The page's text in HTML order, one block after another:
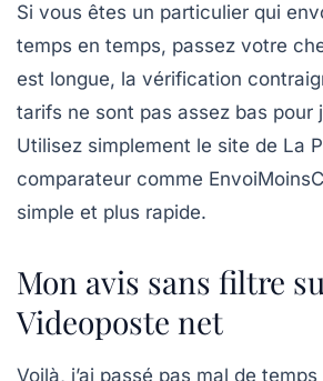
Si vous êtes un particulier qui
temps en temps, passez votre
est longue, la vérification
tarifs ne sont pas assez bas pour
Utilisez simplement le site de La
comparateur comme
simple et plus rapide.
Mon avis sans filtre
Videoposte net
Voilà, j’ai passé pas mal de